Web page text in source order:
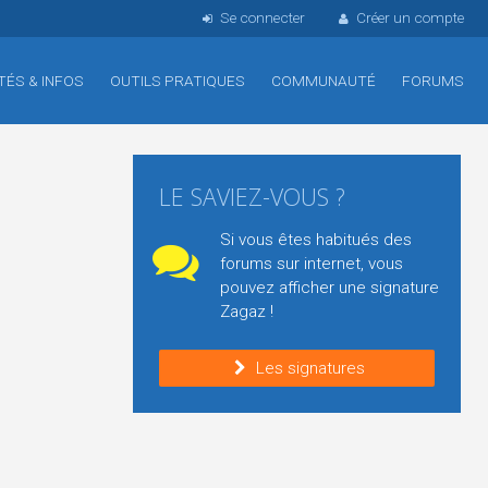
Se connecter Créer un compte
& INFOS OUTILS PRATIQUES COMMUNAUTÉ FORUMS
LE SAVIEZ-VOUS ?
Si vous êtes habitués des
forums sur internet, vous
pouvez afficher une signature
Zagaz !
Les signatures